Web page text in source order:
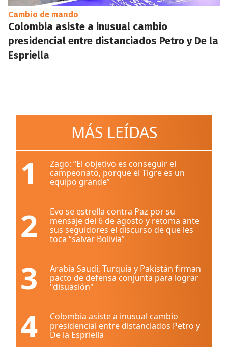
Cambio de mando
Colombia asiste a inusual cambio
presidencial entre distanciados Petro y De la
Espriella
MÁS LEÍDAS
1
Zago: “El objetivo es conseguir el
campeonato, porque el Tigre es un
equipo grande”
2
Evo se estrella contra Paz por su
mensaje del 6 de agosto y retoma ante
sus seguidores el discurso de que les
toca “salvar Bolivia”
3
Arabia Saudí, Turquía y Pakistán firman
pacto de defensa conjunta para lograr
"disuasión"
4
Colombia asiste a inusual cambio
presidencial entre distanciados Petro y
De la Espriella